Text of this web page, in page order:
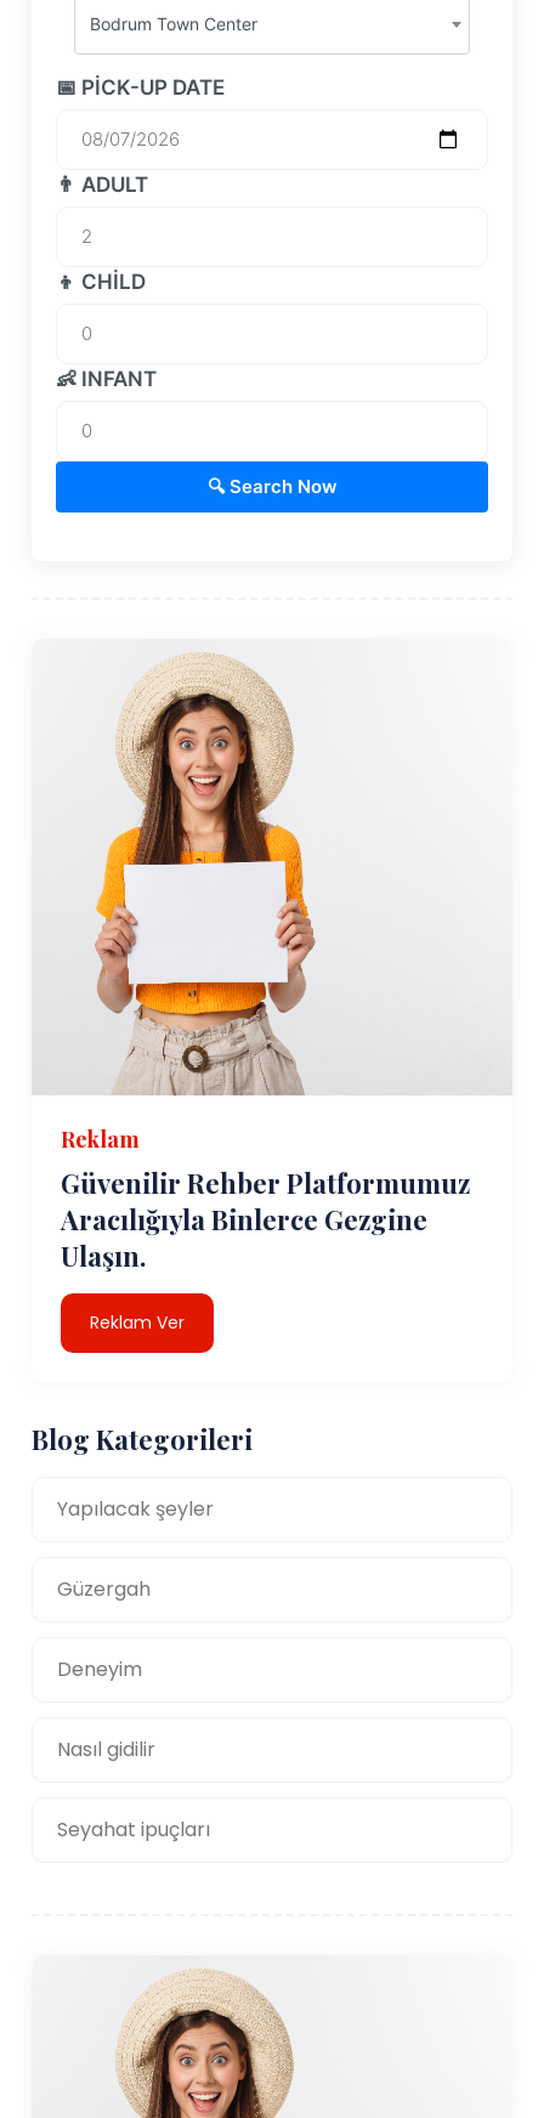
Bodrum Town Center
📅 PICK-UP DATE
👨 ADULT
👦 CHILD
👶 INFANT
🔍 Search Now
Reklam
Güvenilir Rehber Platformumuz
Aracılığıyla Binlerce Gezgine
Ulaşın.
Reklam Ver
Blog Kategorileri
Yapılacak şeyler
Güzergah
Deneyim
Nasıl gidilir
Seyahat ipuçları